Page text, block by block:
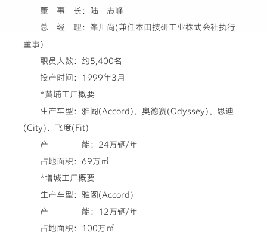
董 事 长：陆 志峰
总 经 理：峯川尚(兼任本田技研工业株式会社执行
董事)
职员人数：约5,400名
投产时间：1999年3月
*黄埔工厂概要
生产车型：雅阁(Accord)、奥德赛(Odyssey)、思迪
(City)、飞度(Fit)
产 能：24万辆/年
占地面积：69万㎡
*増城工厂概要
生产车型：雅阁(Accord)
产 能：12万辆/年
占地面积：100万㎡